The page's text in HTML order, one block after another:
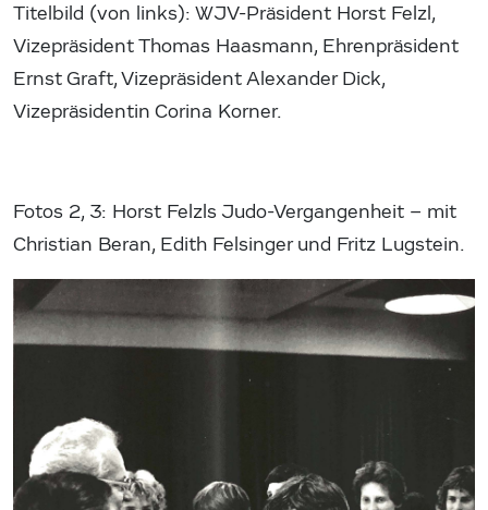
Titelbild (von links): WJV-Präsident Horst Felzl,
Vizepräsident Thomas Haasmann, Ehrenpräsident
Ernst Graft, Vizepräsident Alexander Dick,
Vizepräsidentin Corina Korner.
Fotos 2, 3: Horst Felzls Judo-Vergangenheit – mit
Christian Beran, Edith Felsinger und Fritz Lugstein.